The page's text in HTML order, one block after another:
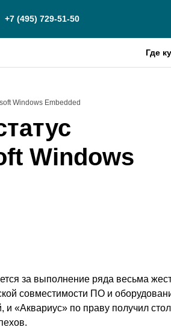
+7 (495) 729-51-50
Где
Windows Embedded
Windows
за выполнение ряда весьма
совместимости ПО и
и «Аквариус» по праву получил